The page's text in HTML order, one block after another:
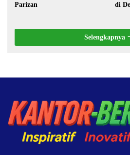
Parizan
di
Selengkapnya